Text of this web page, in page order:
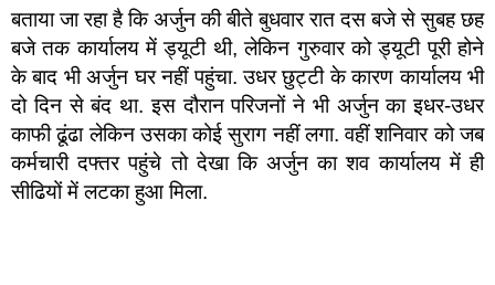
बताया जा रहा है कि अर्जुन की बीते बुधवार रात दस बजे से सुबह छह
बजे तक कार्यालय में ड्यूटी थी, लेकिन गुरुवार को ड्यूटी पूरी होने
के बाद भी अर्जुन घर नहीं पहुंचा. उधर छुट्टी के कारण कार्यालय भी
दो दिन से बंद था. इस दौरान परिजनों ने भी अर्जुन का इधर-उधर
काफी ढूंढा लेकिन उसका कोई सुराग नहीं लगा. वहीं शनिवार को जब
कर्मचारी दफ्तर पहुंचे तो देखा कि अर्जुन का शव कार्यालय में ही
सीढियों में लटका हुआ मिला.